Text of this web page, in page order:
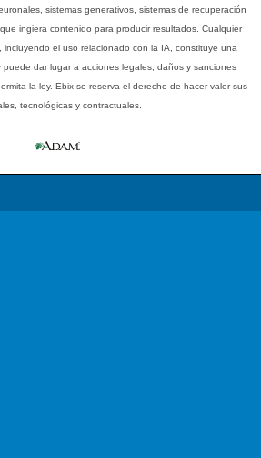
sistemas generativos, sistemas de recuperación
ingiera contenido para producir resultados. Cualquier
el uso relacionado con la IA, constituye una
dar lugar a acciones legales, daños y sanciones
la ley. Ebix se reserva el derecho de hacer valer sus
tecnológicas y contractuales.